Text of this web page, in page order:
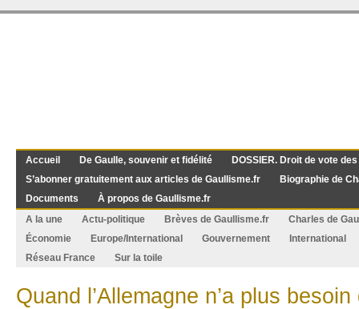
Accueil De Gaulle, souvenir et fidélité
DOSSIER. Droit de vote
S’abonner gratuitement aux articles de Gaullisme.fr
Biographie de
Documents
À propos de Gaullisme.fr
A la une
Actu-politique Brèves de Gaullisme.fr
Charles de
Économie
Europe/International Gouvernement
International
Réseau France
Sur la toile
Quand l’Allemagne n’a plus besoin